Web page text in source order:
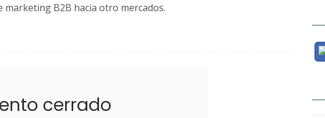
B2B hacia otro mercados.
cerrado